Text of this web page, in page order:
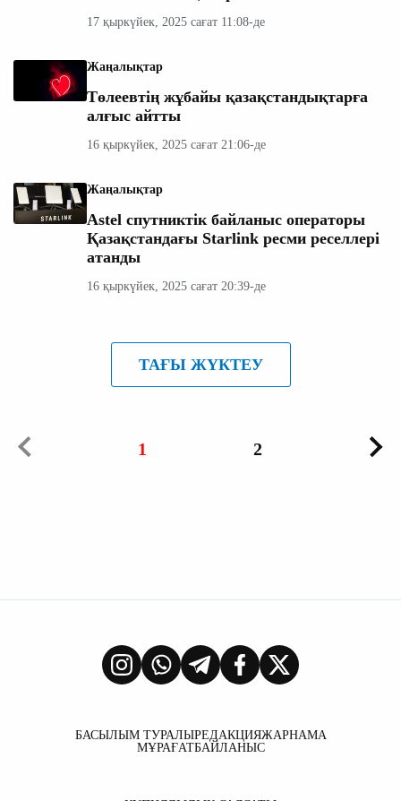
17 қыркүйек, 2025 сағат 11:08-де
Жаңалықтар
Төлеевтің жұбайы қазақстандықтарға
алғыс айтты
16 қыркүйек, 2025 сағат 21:06-де
Жаңалықтар
Astel спутниктік байланыс операторы
Қазақстандағы Starlink ресми реселлері
атанды
16 қыркүйек, 2025 сағат 20:39-де
ТАҒЫ ЖҮКТЕУ
1 2
БАСЫЛЫМ ТУРАЛЫРЕДАКЦИЯЖАРНАМА
МҰРАҒАТБАЙЛАНЫС